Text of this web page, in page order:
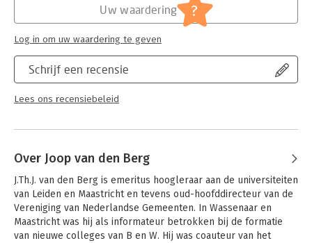
Hoofdrubriek: Mens en maatschappij
Schrijf een recensie
Lees ons recensiebeleid
Uw waardering ?
Log in om uw waardering te geven
Over Joop van den Berg
J.Th.J. van den Berg is emeritus hoogleraar aan de universiteiten
van Leiden en Maastricht en tevens oud-hoofddirecteur van de
Vereniging van Nederlandse Gemeenten. In Wassenaar en
Maastricht was hij als informateur betrokken bij de formatie
van nieuwe colleges van B en W. Hij was coauteur van het